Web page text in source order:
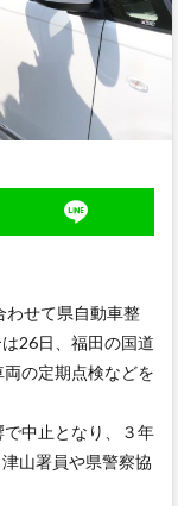
わせて県自動車整
26日、福田の国道
の定期点検などを
中止となり、３年
山署員や県警察協